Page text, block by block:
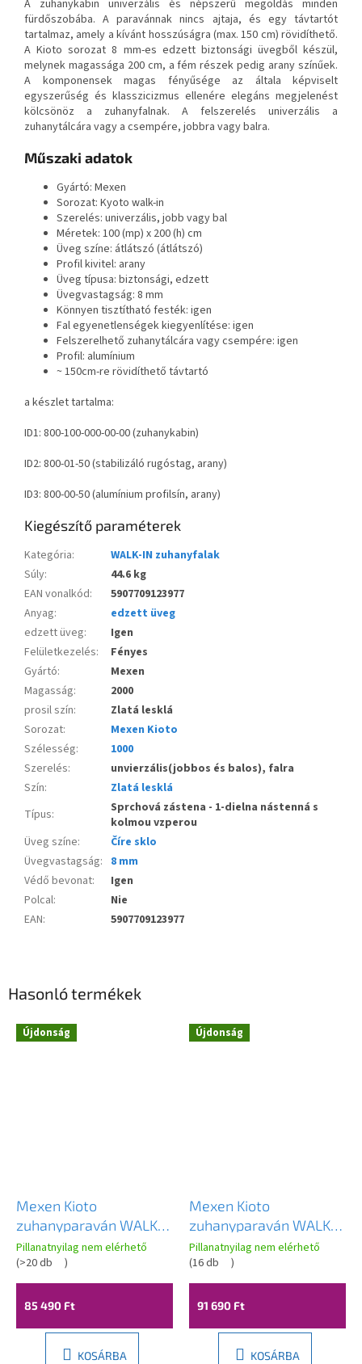
A zuhanykabin univerzális és népszerű megoldás minden
fürdőszobába. A paravánnak nincs ajtaja, és egy távtartót
tartalmaz, amely a kívánt hosszúságra (max. 150 cm) rövidíthető.
A Kioto sorozat 8 mm-es edzett biztonsági üvegből készül,
melynek magassága 200 cm, a fém részek pedig arany színűek.
A komponensek magas fényűsége az általa képviselt
egyszerűség és klasszicizmus ellenére elegáns megjelenést
kölcsönöz a zuhanyfalnak. A felszerelés univerzális a
zuhanytálcára vagy a csempére, jobbra vagy balra.
Műszaki adatok
Gyártó: Mexen
Sorozat: Kyoto walk-in
Szerelés: univerzális, jobb vagy bal
Méretek: 100 (mp) x 200 (h) cm
Üveg színe: átlátszó (átlátszó)
Profil kivitel: arany
Üveg típusa: biztonsági, edzett
Üvegvastagság: 8 mm
Könnyen tisztítható festék: igen
Fal egyenetlenségek kiegyenlítése: igen
Felszerelhető zuhanytálcára vagy csempére: igen
Profil: alumínium
~ 150cm-re rövidíthető távtartó
a készlet tartalma:
ID1: 800-100-000-00-00 (zuhanykabin)
ID2: 800-01-50 (stabilizáló rugóstag, arany)
ID3: 800-00-50 (alumínium profilsín, arany)
Kiegészítő paraméterek
Kategória:
WALK-IN zuhanyfalak
Súly:
44.6 kg
EAN vonalkód:
5907709123977
Anyag:
edzett üveg
edzett üveg:
Igen
Felületkezelés:
Fényes
Gyártó:
Mexen
Magasság:
2000
prosil szín:
Zlatá lesklá
Sorozat:
Mexen Kioto
Szélesség:
1000
Szerelés:
unvierzális(jobbos és balos), falra
Szín:
Zlatá lesklá
Típus:
Sprchová zástena - 1-dielna nástenná s
kolmou vzperou
Üveg színe:
Číre sklo
Üvegvastagság: 8 mm
Védő bevonat:
Igen
Polcal:
Nie
EAN: 5907709123977
Hasonló termékek
Újdonság
Mexen Kioto
zuhanyparaván WALK-
IN 8mm, 100x200 cm,
átlátszó üveg / fekete
profil, 800-100-101-70-
00
Pillanatnyilag nem elérhető
(>20 db )
85 490 Ft
KOSÁRBA
Újdonság
Mexen Kioto
zuhanyparaván WALK-
IN 8mm, 100x200 cm,
szürke üveg-fekete
profil, 800-100-101-70-
40
Pillanatnyilag nem elérhető
(16 db )
91 690 Ft
KOSÁRBA